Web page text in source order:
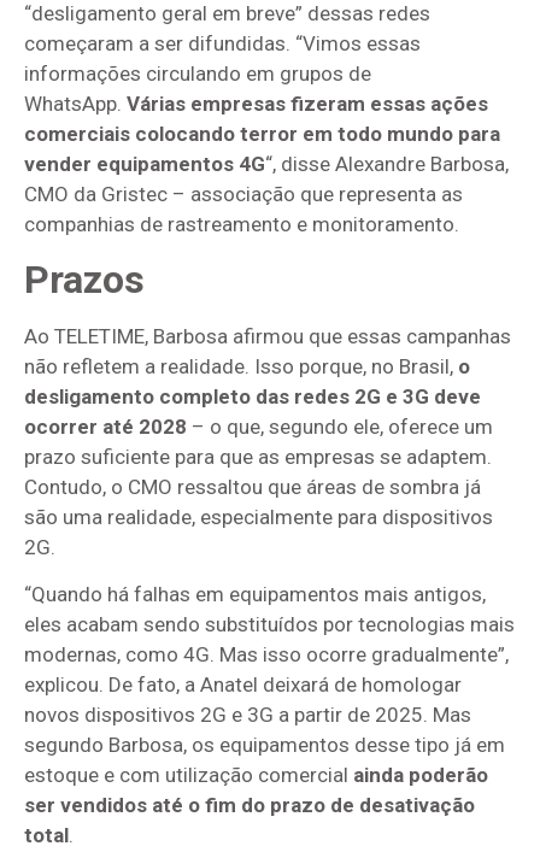
“desligamento geral em breve” dessas redes
começaram a ser difundidas. “Vimos essas
informações circulando em grupos de
WhatsApp. Várias empresas fizeram essas ações
comerciais colocando terror em todo mundo para
vender equipamentos 4G“, disse Alexandre Barbosa,
CMO da Gristec – associação que representa as
companhias de rastreamento e monitoramento.
Prazos
Ao TELETIME, Barbosa afirmou que essas campanhas
não refletem a realidade. Isso porque, no Brasil, o
desligamento completo das redes 2G e 3G deve
ocorrer até 2028 – o que, segundo ele, oferece um
prazo suficiente para que as empresas se adaptem.
Contudo, o CMO ressaltou que áreas de sombra já
são uma realidade, especialmente para dispositivos
2G.
“Quando há falhas em equipamentos mais antigos,
eles acabam sendo substituídos por tecnologias mais
modernas, como 4G. Mas isso ocorre gradualmente”,
explicou. De fato, a Anatel deixará de homologar
novos dispositivos 2G e 3G a partir de 2025. Mas
segundo Barbosa, os equipamentos desse tipo já em
estoque e com utilização comercial ainda poderão
ser vendidos até o fim do prazo de desativação
total.